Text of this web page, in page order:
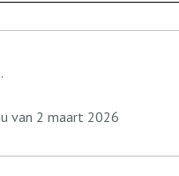
van 2 maart 2026